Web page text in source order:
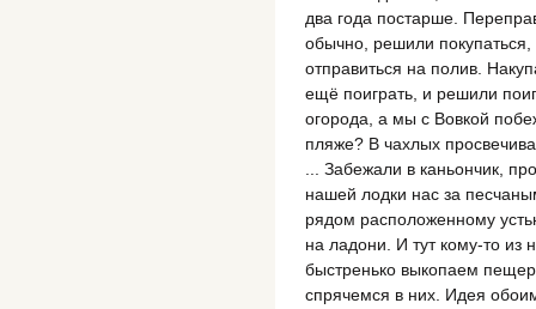
два года постарше.
обычно, решили
отправиться на полив.
ещё поиграть, и решили
огорода, а мы с Вовкой
пляже? В чахлых
... Забежали в каньончик,
нашей лодки нас за
рядом расположенному
на ладони. И тут кому-то из
быстренько выкопаем
спрячемся в них. Идея